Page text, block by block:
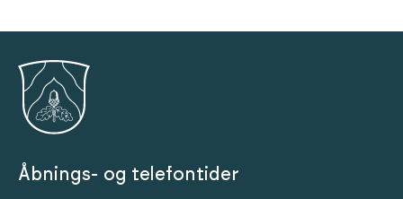
Åbnings- og telefontider